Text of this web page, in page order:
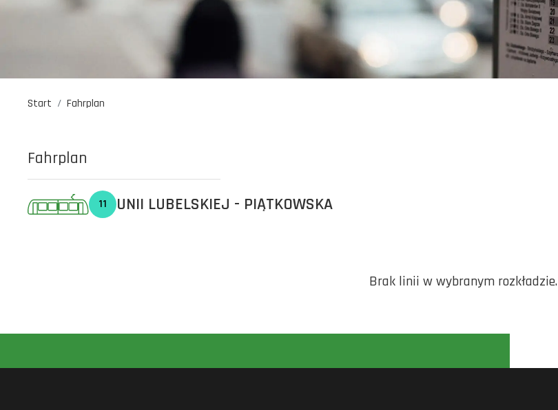
Start Fahrplan
Fahrplan
11 UNII LUBELSKIEJ - PIĄTKOWSKA
Brak linii w wybranym rozkładzie.